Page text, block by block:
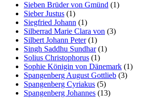
Sieben Brüder von Gmünd (1)
Sieber Justus (1)
Siegfried Johann (1)
Silberrad Marie Clara von (3)
Silbert Johann Peter(1)
Singh Saddhu Sundhar(1)
Solius Christophorus (1)
Sophie Königin von Dänemark (1)
Spangenberg August Gottlieb (3)
Spangenberg Cyriakus (5)
Spangenberg Johannes (13)